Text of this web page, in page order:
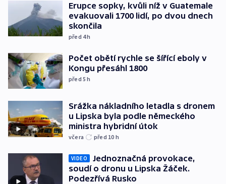
Erupce sopky, kvůli níž v Guatemale
evakuovali 1700 lidí, po dvou dnech
skončila
před 4h
Počet obětí rychle se šířící eboly v
Kongu přesáhl 1800
před 5h
Srážka nákladního letadla s dronem
u Lipska byla podle německého
ministra hybridní útok
včera před 10 h
VIDEO
Jednoznačná provokace,
soudí o dronu u Lipska Žáček.
Podezřívá Rusko